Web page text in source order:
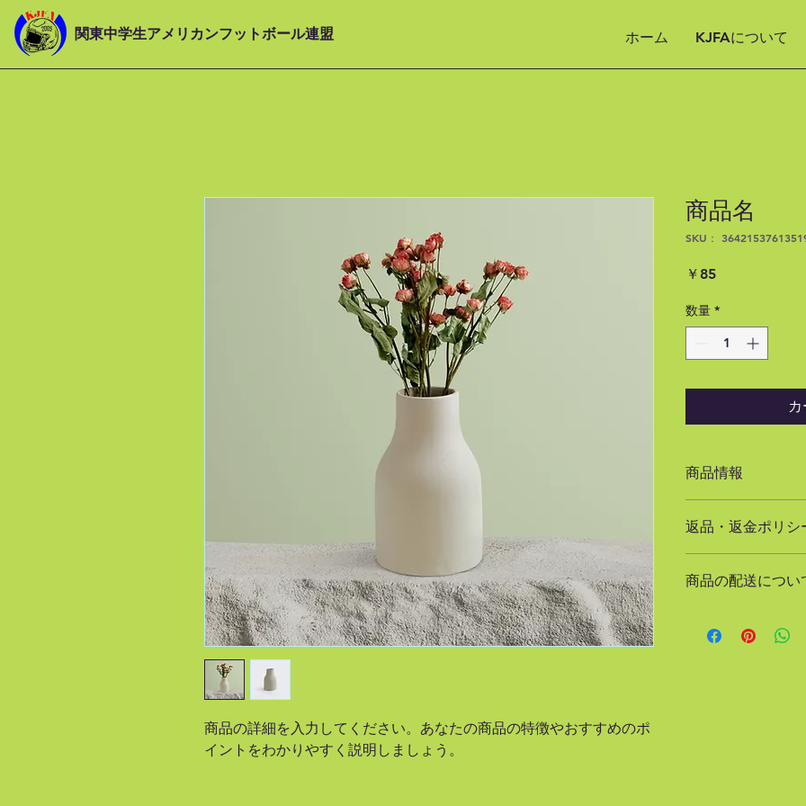
関東中学生アメリカンフットボール連盟 ホーム KJFAについて
商品の詳細を入力してください。あなたの商品の特徴やおすすめのポ
イントをわかりやすく説明しましょう。
商品名
SKU：
￥85価
数量 *
商品情報
明に加え、商品の特
返品・返金ポリシ
満足しなかった場合
だけます。
商品の配送につい
する情報を入力し